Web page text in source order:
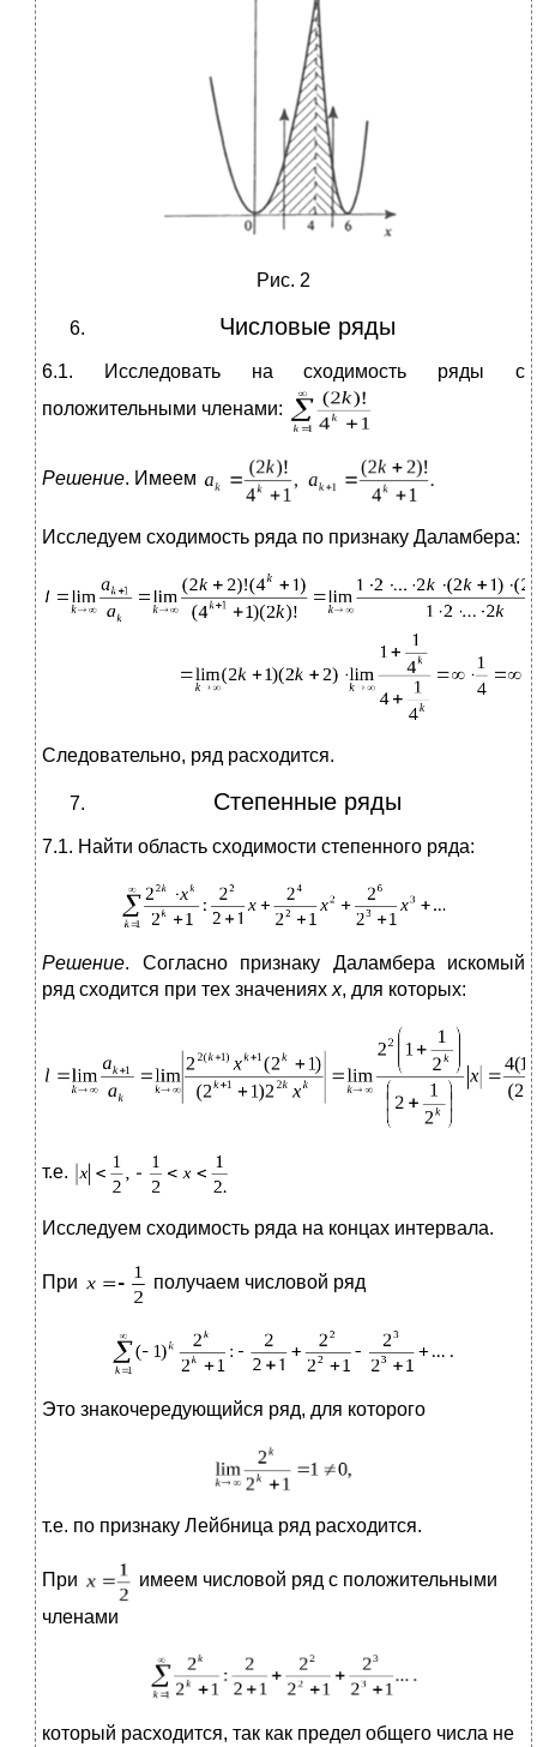
Рис. 2
Числовые ряды
6.1. Исследовать на сходимость ряды с
положительными членами:
Решение. Имеем
Исследуем сходимость ряда по признаку Даламбера:
Следовательно, ряд расходится.
Степенные ряды
7.1. Найти область сходимости степенного ряда:
Решение. Согласно признаку Даламбера искомый
ряд сходится при тех значениях х, для которых:
т.е.
Исследуем сходимость ряда на концах интервала.
При получаем числовой ряд
Это знакочередующийся ряд, для которого
т.е. по признаку Лейбница ряд расходится.
При
имеем числовой ряд с положительными
членами
который расходится, так как предел общего числа не